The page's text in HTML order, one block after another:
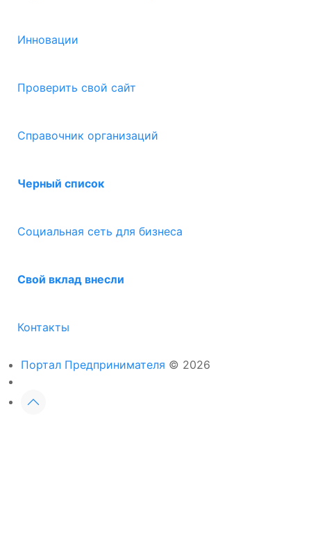
Инновации
Проверить свой сайт
Справочник организаций
Черный список
Социальная сеть для бизнеса
Свой вклад внесли
Контакты
Портал Предпринимателя © 2026